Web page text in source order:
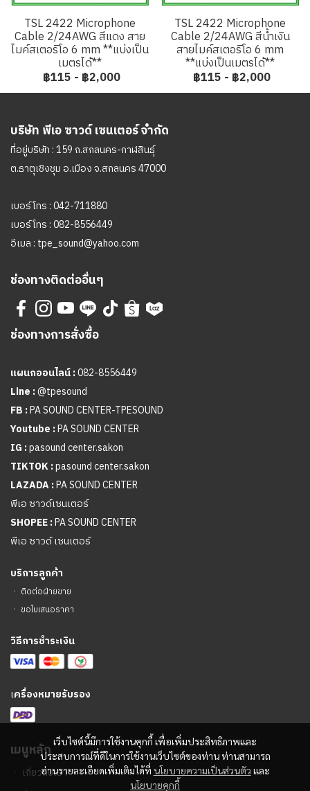
TSL 2422 Microphone
Cable 2/24AWG สีแดง สาย
ไมค์สเตอริโอ 6 mm **แบ่งเป็น
เมตรได้**
฿115 - ฿2,000
TSL 2422 Microphone
Cable 2/24AWG สีน้ำเงิน
สายไมค์สเตอริโอ 6 mm
**แบ่งเป็นเมตรได้**
฿115 - ฿2,000
เว็บไซต์นี้มีการใช้งานคุกกี้ เพื่อเพิ่มประสิทธิภาพและ
ประสบการณ์ที่ดีในการใช้งานเว็บไซต์ของท่าน ท่านสามารถ
อ่านรายละเอียดเพิ่มเติมได้ที่ นโยบายความเป็นส่วนตัว และ
นโยบายคุกกี้
บริษัท พีเอ ซาวด์ เซนเตอร์ จำกัด
ที่อยู่บริษัท : 159 ถ.สกลนคร-กาฬสินธุ์
ต.ธาตุเชิงชุม อ.เมือง จ.สกลนคร 47000
เบอร์โทร :042-711880
เบอร์โทร :082-8556449
อีเมล : tpe_sound@yahoo.com
ช่องทางติดต่ออื่นๆ
ช่องทางการสั่งซื้อ
แผนกออนไลน์ :082-8556449
Line :@tpesound
FB :PA SOUND CENTER-TPESOUND
Youtube :PA SOUND CENTER
IG :pasound center.sakon
TIKTOK :pasound center.sakon
LAZADA :PA SOUND CENTER
พีเอ ซาวด์เซนเตอร์
SHOPEE :PA SOUND CENTER
พีเอ ซาวด์ เซนเตอร์
บริการลูกค้า
ㆍ ติดต่อฝ่ายขาย
ㆍ ขอใบเสนอราคา
วิธีการชำระเงิน
เครื่องหมายรับรอง
เมนูหลัก
ㆍ เกี่ยวกับเรา